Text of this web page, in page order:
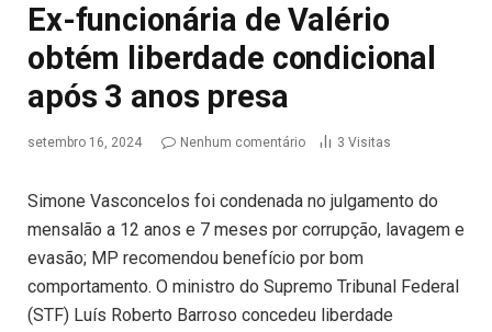
Ex-funcionária de Valério
obtém liberdade condicional
após 3 anos presa
setembro 16, 2024 Nenhum comentário 3 Visitas
Simone Vasconcelos foi condenada no julgamento do
mensalão a 12 anos e 7 meses por corrupção, lavagem e
evasão; MP recomendou benefício por bom
comportamento. O ministro do Supremo Tribunal Federal
(STF) Luís Roberto Barroso concedeu liberdade